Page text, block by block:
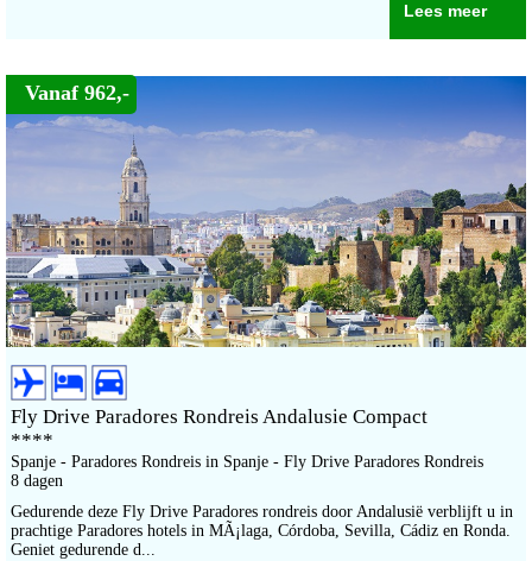
Lees meer
Vanaf 962,-
Fly Drive Paradores Rondreis Andalusie Compact
****
Spanje - Paradores Rondreis in Spanje - Fly Drive Paradores Rondreis
8 dagen
Gedurende deze Fly Drive Paradores rondreis door Andalusië verblijft u in
prachtige Paradores hotels in MÃ¡laga, Córdoba, Sevilla, Cádiz en Ronda.
Geniet gedurende d...